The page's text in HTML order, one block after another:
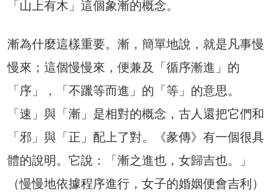
「山上有木」這個象漸的概念。
漸為什麼這樣重要。漸，簡單地說，就是凡事慢
慢來；這個慢慢來，便兼及「循序漸進」的
「序」，「不躐等而進」的「等」的意思。
「速」與「漸」是相對的概念，古人還把它們和
「邪」與「正」配上了對。《彖傳》有一個很具
體的說明。它說：「漸之進也，女歸吉也。」
（慢慢地依據程序進行，女子的婚姻便會吉利）